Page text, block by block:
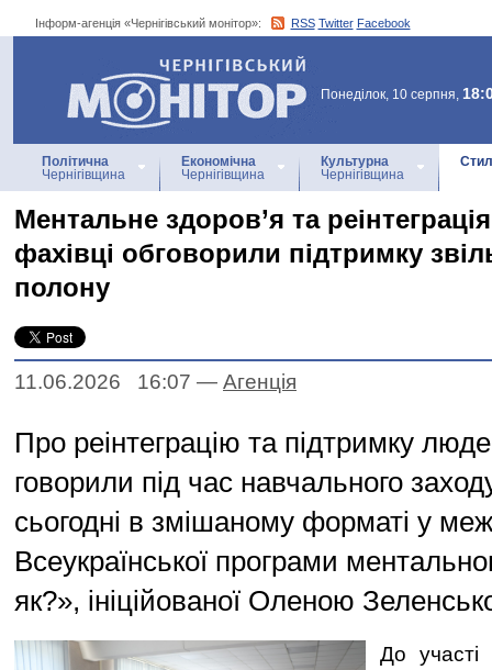
Інформ-агенція «Чернігівський монітор»: RSS Twitter Facebook
Інформ-агенція
«Чернігівський монітор»
Понеділок, 10 серпня,
Політична
Чернігівщина
Економічна
Чернігівщина
Культурна
Чернігівщина
Ментальне здоров’я та
фахівці обговорили підтримку
полону
11.06.2026 16:07 — Агенцiя
Про реінтеграцію та підтримку
говорили під час навчального
сьогодні в змішаному форматі у
Всеукраїнської програми
як?», ініційованої Оленою
До участі